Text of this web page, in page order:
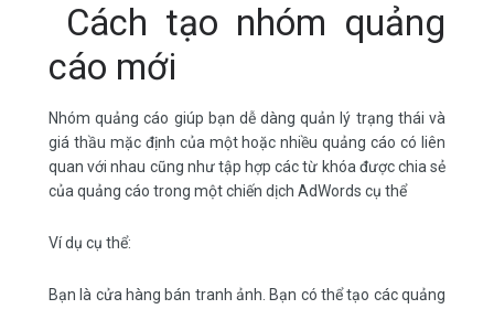
Cách tạo nhóm quảng
cáo mới
Nhóm quảng cáo giúp bạn dễ dàng quản lý trạng thái và
giá thầu mặc định của một hoặc nhiều quảng cáo có liên
quan với nhau cũng như tập hợp các từ khóa được chia sẻ
của quảng cáo trong một chiến dịch AdWords cụ thể
Ví dụ cụ thể:
Bạn là cửa hàng bán tranh ảnh. Bạn có thể tạo các quảng